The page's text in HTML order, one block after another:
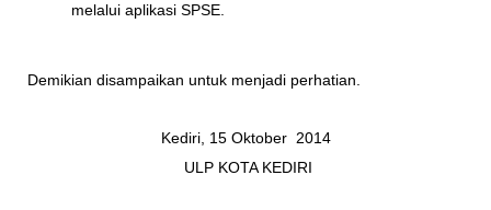
melalui aplikasi SPSE.
Demikian disampaikan untuk menjadi perhatian.
Kediri, 15 Oktober 2014
ULP KOTA KEDIRI